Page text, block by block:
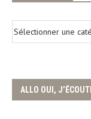
ALLO OUI,